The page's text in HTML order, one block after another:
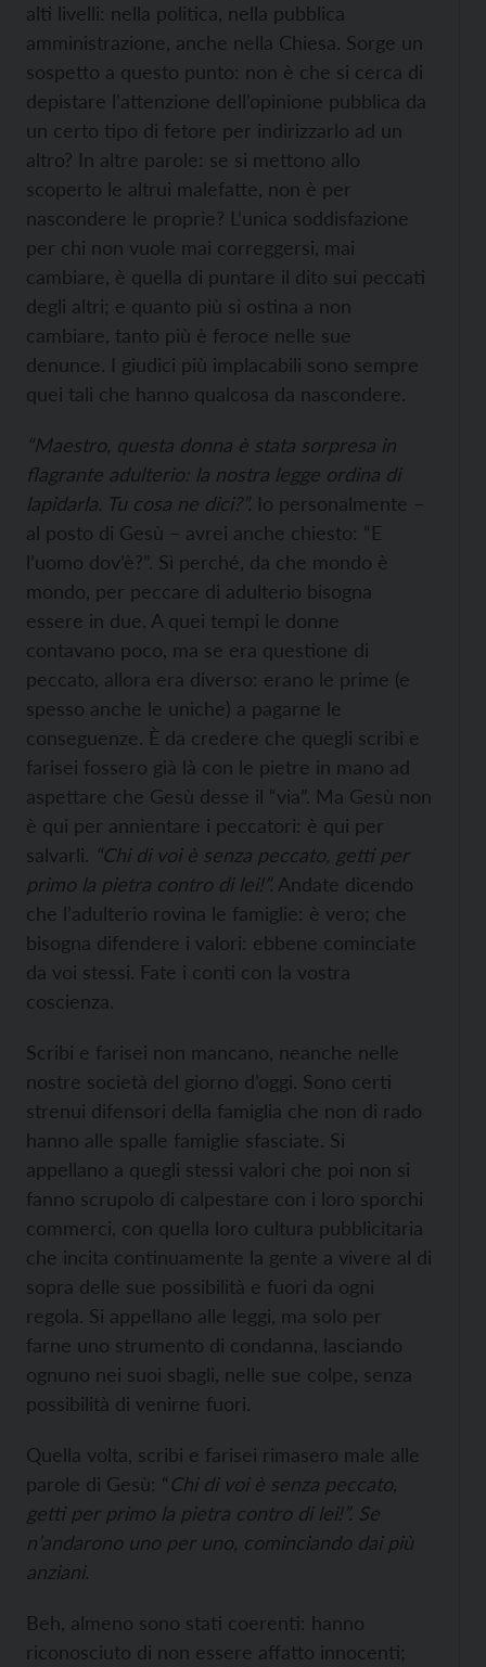
alti livelli: nella politica, nella pubblica
amministrazione, anche nella Chiesa. Sorge un
sospetto a questo punto: non è che si cerca di
depistare l’attenzione dell’opinione pubblica da
un certo tipo di fetore per indirizzarlo ad un
altro? In altre parole: se si mettono allo
scoperto le altrui malefatte, non è per
nascondere le proprie? L’unica soddisfazione
per chi non vuole mai correggersi, mai
cambiare, è quella di puntare il dito sui peccati
degli altri; e quanto più si ostina a non
cambiare, tanto più è feroce nelle sue
denunce. I giudici più implacabili sono sempre
quei tali che hanno qualcosa da nascondere.
“Maestro, questa donna è stata sorpresa in
flagrante adulterio: la nostra legge ordina di
lapidarla. Tu cosa ne dici?”. Io personalmente –
al posto di Gesù – avrei anche chiesto: “E
l’uomo dov’è?”. Sì perché, da che mondo è
mondo, per peccare di adulterio bisogna
essere in due. A quei tempi le donne
contavano poco, ma se era questione di
peccato, allora era diverso: erano le prime (e
spesso anche le uniche) a pagarne le
conseguenze. È da credere che quegli scribi e
farisei fossero già là con le pietre in mano ad
aspettare che Gesù desse il “via”. Ma Gesù non
è qui per annientare i peccatori: è qui per
salvarli. “Chi di voi è senza peccato, getti per
primo la pietra contro di lei!”. Andate dicendo
che l’adulterio rovina le famiglie: è vero; che
bisogna difendere i valori: ebbene cominciate
da voi stessi. Fate i conti con la vostra
coscienza.
Scribi e farisei non mancano, neanche nelle
nostre società del giorno d’oggi. Sono certi
strenui difensori della famiglia che non di rado
hanno alle spalle famiglie sfasciate. Si
appellano a quegli stessi valori che poi non si
fanno scrupolo di calpestare con i loro sporchi
commerci, con quella loro cultura pubblicitaria
che incita continuamente la gente a vivere al di
sopra delle sue possibilità e fuori da ogni
regola. Si appellano alle leggi, ma solo per
farne uno strumento di condanna, lasciando
ognuno nei suoi sbagli, nelle sue colpe, senza
possibilità di venirne fuori.
Quella volta, scribi e farisei rimasero male alle
parole di Gesù: “ Chi di voi è senza peccato,
getti per primo la pietra contro di lei!”. Se
n’andarono uno per uno, cominciando dai più
anziani.
Beh, almeno sono stati coerenti: hanno
riconosciuto di non essere affatto innocenti;